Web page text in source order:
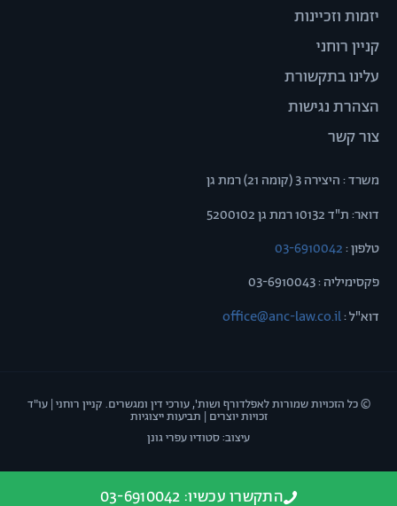
יזמות וזכיינות
קניין רוחני
עלינו בתקשורת
הצהרת נגישות
צור קשר
משרד : היצירה 3 (קומה 21) רמת גן
דואר: ת"ד 10132 רמת גן 5200102
טלפון :03-6910042
פקסימיליה : 03-6910043
דוא"ל :office@anc-law.co.il
© כל הזכויות שמורות לאפלדורף ושות', עורכי דין ומגשרים. קניין רוחני | עו"ד
זכויות יוצרים | תביעות ייצוגיות
עיצוב: סטודיו עפרי גונן
התקשרו עכשיו: 03-6910042